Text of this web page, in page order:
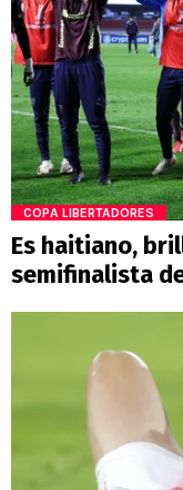
COPA LIBERTADORES
Es haitiano,
semifinalista